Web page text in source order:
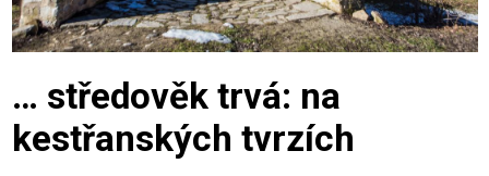
… středověk trvá: na
kestřanských tvrzích